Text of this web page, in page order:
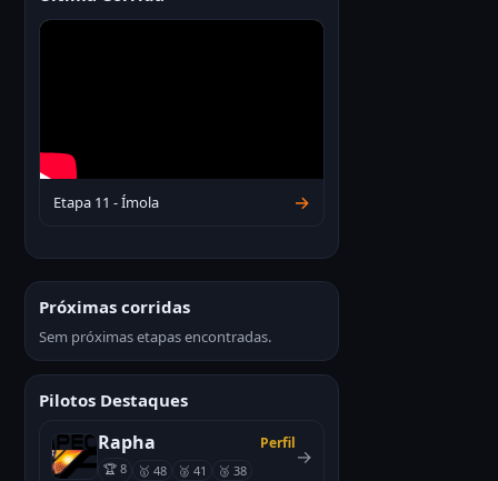
Etapa 11 - Ímola →
Próximas corridas
Sem próximas etapas encontradas.
Pilotos Destaques
Rapha Perfil
🏆 8 🥇 48 🥈 41 🥉 38
→